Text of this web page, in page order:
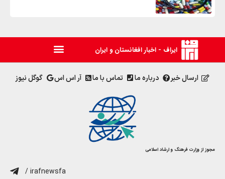
ایراف - اخبار افغانستان و ایران
ارسال خبر درباره ما تماس با ما آر اس اس گوگل نیوز
مجوز از وزارت فرهنگ و ارشاد اسلامی
/ irafnewsfa